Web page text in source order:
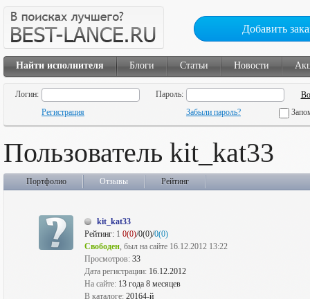
Добавить
Найти исполнителя Блоги Статьи Новости
Логин:
Пароль:
Регистрация
Забыли пароль?
Пользователь kit_kat33
Портфолио Отзывы Рейтинг
kit_kat33
Рейтинг: 1 0(0)/0(0)/0(0)
Свободен, был на сайте 16.12.2012 13:22
Просмотров: 33
Дата регистрации: 16.12.2012
На сайте: 13 года 8 месяцев
В каталоге: 20164-й